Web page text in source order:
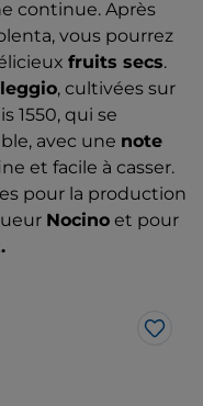
continue. Après
vous pourrez
fruits secs.
, cultivées sur
1550, qui se
avec une note
et facile à casser.
pour la production
Nocino et pour